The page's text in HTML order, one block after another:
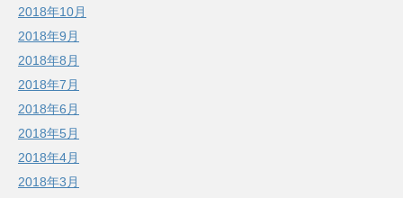
2018年10月
2018年9月
2018年8月
2018年7月
2018年6月
2018年5月
2018年4月
2018年3月